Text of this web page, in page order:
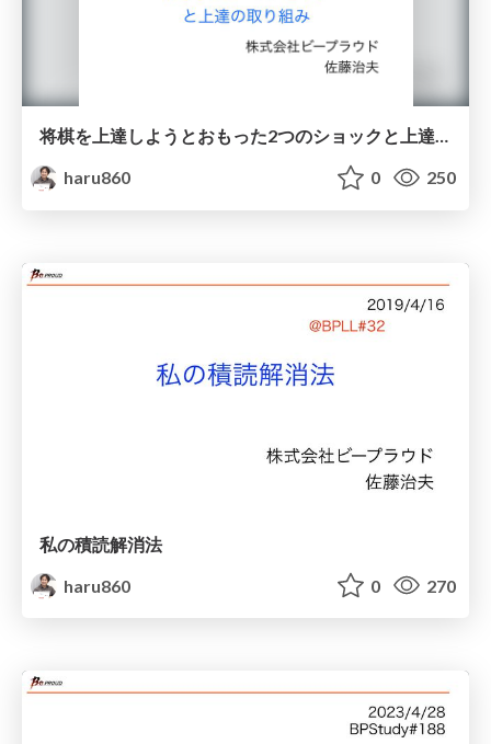
将棋を上達しようとおもった2つのショックと上達の取り組み
haru860
0 250
私の積読解消法
haru860
0 270